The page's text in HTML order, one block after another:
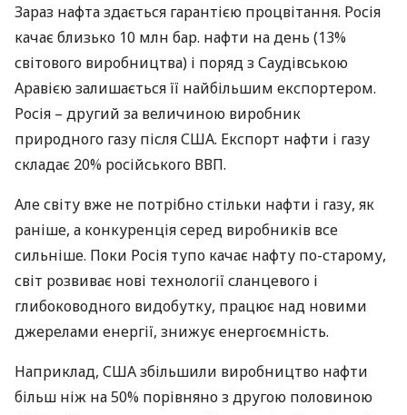
Зараз нафта здається гарантією процвітання. Росія
качає близько 10 млн бар. нафти на день (13%
світового виробництва) і поряд з Саудівською
Аравією залишається її найбільшим експортером.
Росія – другий за величиною виробник
природного газу післяСША. Експорт нафти і газу
складає 20% російського ВВП.
Але світу вже не потрібно стільки нафти і газу, як
раніше, а конкуренція серед виробників все
сильніше. Поки Росія тупо качає нафту по-старому,
світ розвиває нові технології сланцевого і
глибоководного видобутку, працює над новими
джерелами енергії, знижує енергоємність.
Наприклад, СШАзбільшили виробництво нафти
більш ніж на 50% порівняно з другою половиною